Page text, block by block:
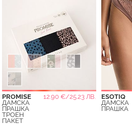
PROMISE
12.90 €/25.23 ЛВ.
ДАМСКА
ПРАШКА
ТРОЕН
ПАКЕТ
ESOTIQ
ДАМСКА
ПРАШКА